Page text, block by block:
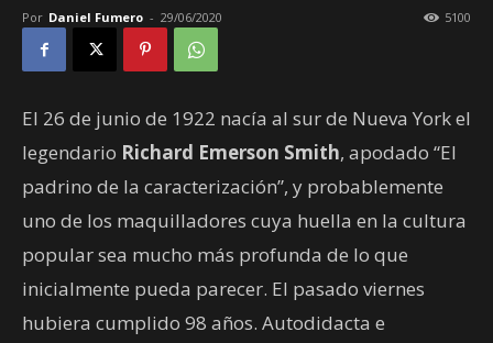
Por Daniel Fumero - 29/06/2020 5100
El 26 de junio de 1922 nacía al sur de Nueva York el
legendario Richard Emerson Smith, apodado “El
padrino de la caracterización”, y probablemente
uno de los maquilladores cuya huella en la cultura
popular sea mucho más profunda de lo que
inicialmente pueda parecer. El pasado viernes
hubiera cumplido 98 años. Autodidacta e